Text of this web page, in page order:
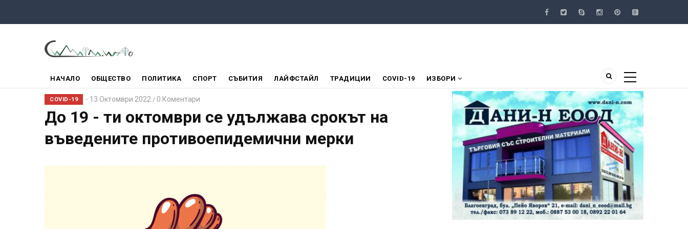
МЕНЮ
НАЧАЛО ОБЩЕСТВО ПОЛИТИКА СПОРТ СЪБИТИЯ ЛАЙФСТАЙЛ ТРАДИЦИИ COVID-19 ИЗБОРИ
COVID-19 13 Октомври 2022 / 0 Коментари
До 19 - ти октомври се удължава срокът на
въведените противоепидемични мерки